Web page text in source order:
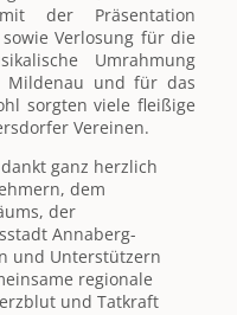
der Präsentation
Verlosung für die
Umrahmung
Mildenau und für das
sorgten viele fleißige
Vereinen.
ganz herzlich
dem
der
Annaberg-
und Unterstützern
regionale
und Tatkraft